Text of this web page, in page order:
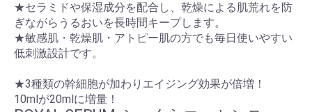
★セラミドや保湿成分を配合し、乾燥による肌荒れを防
ぎながらうるおいを長時間キープします。
★敏感肌・乾燥肌・アトピー肌の方でも毎日使いやすい
低刺激設計です。
★3種類の幹細胞が加わりエイジング効果が倍増！
10mlが20mlに増量！